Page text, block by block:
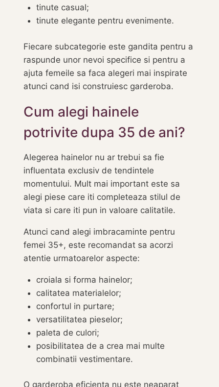
tinute casual;
tinute elegante pentru evenimente.
Fiecare subcategorie este gandita pentru a
raspunde unor nevoi specifice si pentru a
ajuta femeile sa faca alegeri mai inspirate
atunci cand isi construiesc garderoba.
Cum alegi hainele
potrivite dupa 35 de ani?
Alegerea hainelor nu ar trebui sa fie
influentata exclusiv de tendintele
momentului. Mult mai important este sa
alegi piese care iti completeaza stilul de
viata si care iti pun in valoare calitatile.
Atunci cand alegi imbracaminte pentru
femei 35+, este recomandat sa acorzi
atentie urmatoarelor aspecte:
croiala si forma hainelor;
calitatea materialelor;
confortul in purtare;
versatilitatea pieselor;
paleta de culori;
posibilitatea de a crea mai multe
combinatii vestimentare.
O garderoba eficienta nu este neaparat